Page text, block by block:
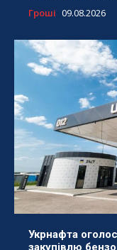
Гроші 09.08.2026
Укрнафта
закупівлю